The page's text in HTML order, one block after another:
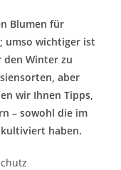
Blumen für
umso wichtiger ist
den Winter zu
aber
wir Ihnen Tipps,
– sowohl die im
kultiviert haben.